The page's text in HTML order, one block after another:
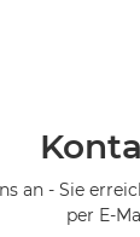
an - Sie
per E-